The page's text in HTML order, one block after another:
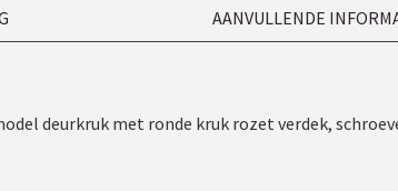
AANVULLENDE
deurkruk met ronde kruk rozet verdek,